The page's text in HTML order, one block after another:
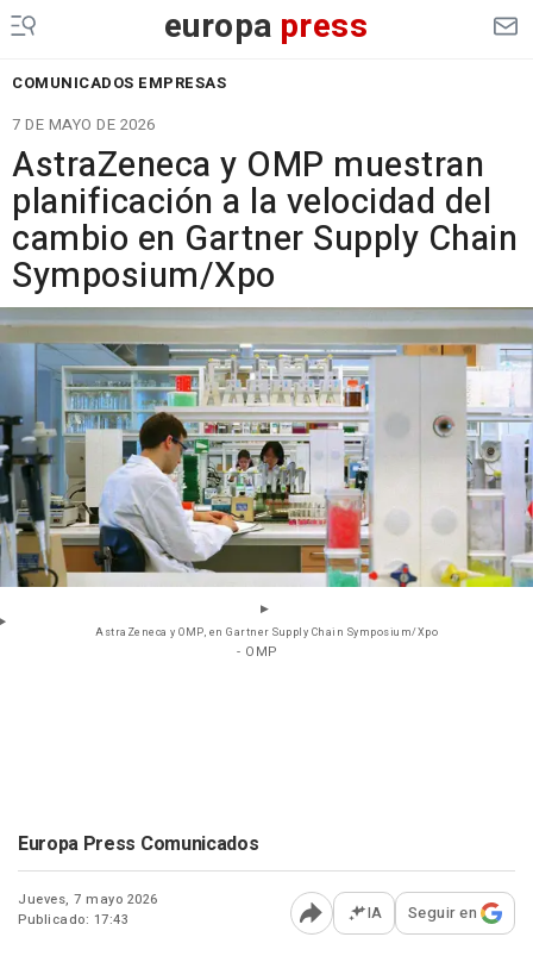
europa press
COMUNICADOS EMPRESAS
7 DE MAYO DE 2026
AstraZeneca y OMP muestran
planificación a la velocidad del
cambio en Gartner Supply Chain
Symposium/Xpo
AstraZeneca y OMP, en Gartner Supply Chain Symposium/Xpo
- OMP
Europa Press Comunicados
Jueves, 7 mayo 2026
Publicado: 17:43
Abrir opciones para
IA Seguir en